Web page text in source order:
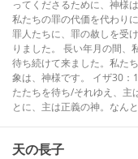
ってくださるために、神様
私たちの罪の代価を代わり
罪人たちに、罪の赦しを受
りました。 長い年月の間、
待ち続けて来ました。私た
象は、神様です。 イザ30
たたちを待ち/それゆえ、主
とに、主は正義の神。なん
天の長子